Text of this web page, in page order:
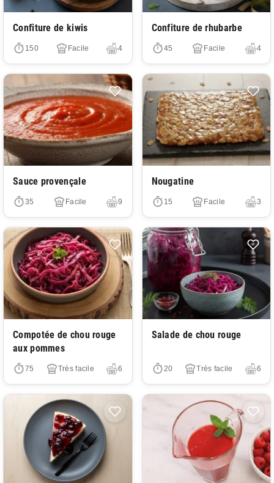
Très facile
Confiture de kiwis
150 Facile 4
Très facile
Confiture de rhubarbe
45 Facile 4
Très facile
Sauce provençale
35 Facile 9
Très facile
Nougatine
15 Facile 3
Très facile
Compotée de chou rouge
aux pommes
75 Très facile 6
Très facile
Salade de chou rouge
20 Très facile 6